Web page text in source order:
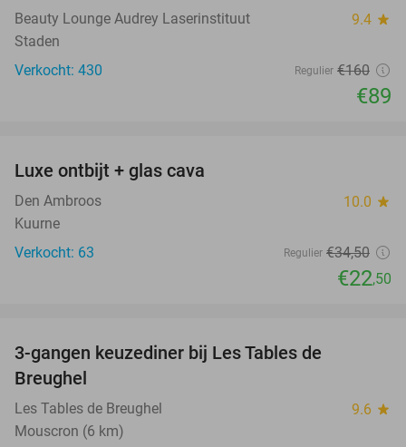
Beauty Lounge Audrey Laserinstituut 9.4 star
Staden
Verkocht: 430
Regulier €160
€89
Luxe ontbijt + glas cava
Den Ambroos 10.0 star
Kuurne
Verkocht: 63
Regulier €34,50
€22,50
3-gangen keuzediner bij Les Tables de
Breughel
Les Tables de Breughel 9.6 star
Mouscron (6 km)